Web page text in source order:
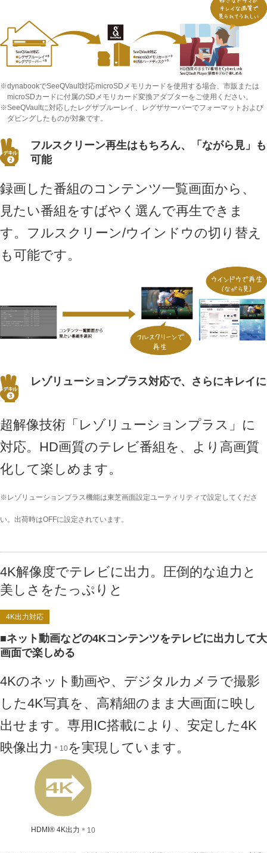
※dynabookでSeeQVault対応microSDメモリカードを使用する場合、市販または
microSDカードに付属のSDメモリカード変換アダプターをご使用ください。
※SeeQVaultに対応したレグザブルーレイ、レグザサーバーでフォーマットおよび
ダビングしたものが対象です。
フルスクリーン再生はもちろん、「ながら見」も
可能
録画した番組のコンテンツ一覧画面から、
見たい番組をすばやく選んで再生できま
す。フルスクリーン/ウインドウの切り替え
も可能です。
レゾリューションプラス対応で、さらにキレイに
超解像技術「レゾリューションプラス」に
対応。HD画質のテレビ番組を、より高画質
化して楽しめます。
※レゾリューションプラス機能は東芝画面設定ユーティリティで設定してくださ
い。出荷時はOFFに設定されています。
4K解像度でテレビに出力。圧倒的な迫力と
美しさをたっぷりと
4K出力対応
■ネット動画などの4Kコンテンツをテレビに出力して大
画面で楽しめる
4Kのネット動画や、デジタルカメラで撮影
した4K写真を、高精細のまま大画面に映し
出せます。専用IC搭載により、安定した4K
映像出力 ＊10を実現しています。
HDMI® 4K出力 ＊10